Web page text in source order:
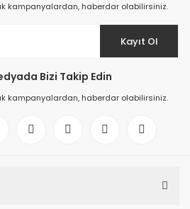
kampanyalardan, haberdar olabilirsiniz.
Kayıt Ol
Bizi Takip Edin
kampanyalardan, haberdar olabilirsiniz.